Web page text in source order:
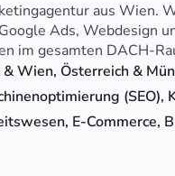
aus Wien.
Ads, Webdesign
im gesamten DACH-
E-Commerce,